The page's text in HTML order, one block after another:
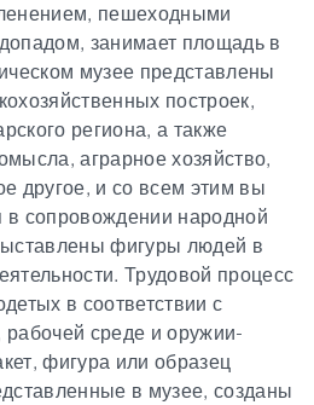
пешеходными
занимает площадь в
музее представлены
построек,
региона, а также
аграрное хозяйство,
другое, и со всем этим вы
в сопровождении народной
фигуры людей в
Трудовой процесс
в соответствии с
рабочей среде и оружии-
фигура или образец
в музее, созданы